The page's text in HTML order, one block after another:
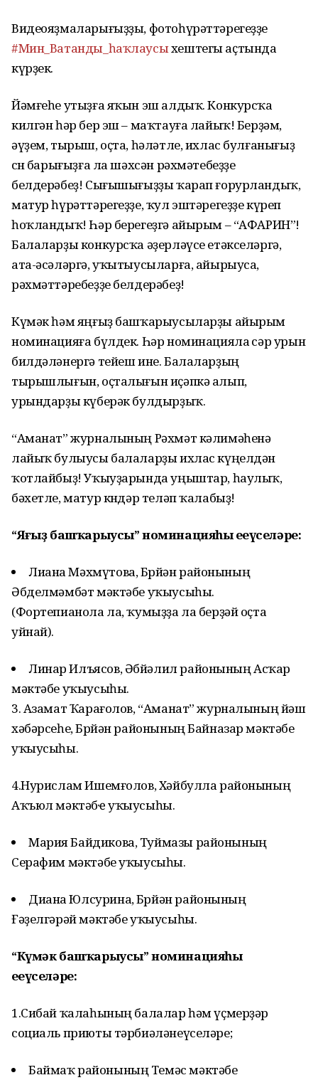
Видеояҙмаларығыҙҙы, фотоһүрәттәрегеҙҙе
#Мин_Ватанды_һаҡлаусыхештегы аҫтында
күрҙек.
Йәмғеһе утыҙға яҡын эш алдыҡ. Конкурсҡа
килгән һәр бер эш – маҡтауға лайыҡ! Берҙәм,
әүҙем, тырыш, оҫта, һәләтле, ихлас булғанығыҙ
өсөн барығыҙға ла шәхсән рәхмәтебеҙҙе
белдерәбеҙ! Сығышығыҙҙы ҡарап ғорурландыҡ,
матур һүрәттәрегеҙҙе, ҡул эштәрегеҙҙе күреп
һоҡландыҡ! Һәр берегеҙгә айырым – “АФАРИН”!
Балаларҙы конкурсҡа әҙерләүсе етәкселәргә,
ата-әсәләргә, уҡытыусыларға, айырыуса,
рәхмәттәребеҙҙе белдерәбеҙ!
Күмәк һәм яңғыҙ башҡарыусыларҙы айырым
номинацияға бүлдек. Һәр номинацияла өсәр урын
билдәләнергә тейеш ине. Балаларҙың
тырышлығын, оҫталығын иҫәпкә алып,
урындарҙы күберәк булдырҙыҡ.
“Аманат” журналының Рәхмәт кәлимәһенә
лайыҡ булыусы балаларҙы ихлас күңелдән
ҡотлайбыҙ! Уҡыуҙарында уңыштар, һаулыҡ,
бәхетле, матур көндәр теләп ҡалабыҙ!
“Яңғыҙ башҡарыусы” номинацияһы еңеүселәре:
Лиана Мәхмүтова, Бөрйән районының
Әбделмәмбәт мәктәбе уҡыусыһы.
(Фортепианола ла, ҡумыҙҙа ла берҙәй оҫта
уйнай).
Линар Илъясов, Әбйәлил районының Асҡар
мәктәбе уҡыусыһы.
3. Азамат Ҡарағолов, “Аманат” журналының йәш
хәбәрсеһе, Бөрйән районының Байназар мәктәбе
уҡыусыһы.
4.Нурислам Ишемғолов, Хәйбулла районының
Аҡъюл мәктәбҽ уҡыусыһы.
Мария Байдикова, Туймазы районының
Серафим мәктәбе уҡыусыһы.
Диана Юлсурина, Бөрйән районының
Ғәҙелгәрәй мәктәбе уҡыусыһы.
“Күмәк башҡарыусы” номинацияһы
еңеүселәре:
1.Сибай ҡалаһының балалар һәм үҫмерҙәр
социаль приюты тәрбиәләнеүселәре;
Баймаҡ районының Темәс мәктәбе